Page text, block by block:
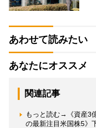
あわせて読みたい
あなたにオススメ
関連記事
もっと読む→《資産3
の最新注目米国株5》